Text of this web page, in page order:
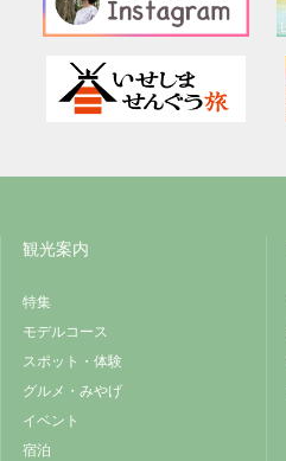
観光案内
特集
モデルコース
スポット・体験
グルメ・みやげ
イベント
宿泊